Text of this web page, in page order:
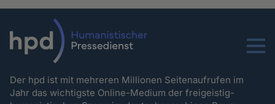
Menu
Der hpd ist mit mehreren Millionen Seitenaufrufen im
Jahr das wichtigste Online-Medium der freigeistig-